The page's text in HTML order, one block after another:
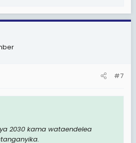
#7
2030 kama wataendelea